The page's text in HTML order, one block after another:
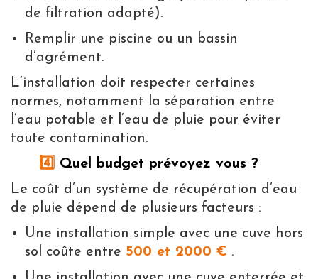
de filtration adapté).
Remplir une piscine ou un bassin
d’agrément.
L’installation doit respecter certaines
normes, notamment la séparation entre
l’eau potable et l’eau de pluie pour éviter
toute contamination.
4️⃣ Quel budget prévoyez vous ?
Le coût d’un système de récupération d’eau
de pluie dépend de plusieurs facteurs :
Une installation simple avec une cuve hors
sol coûte entre 500 et 2000 € .